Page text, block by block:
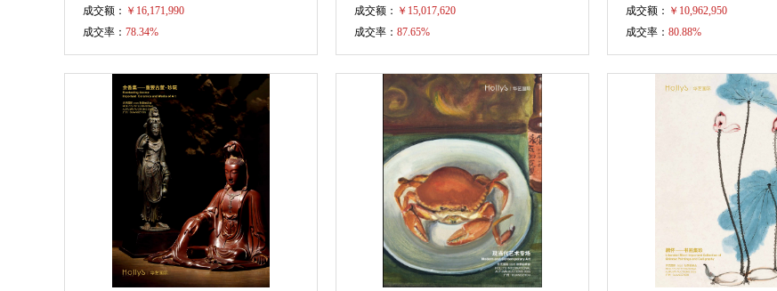
成交额： ￥ 16,171,990
成交率： 78.34%
成交额： ￥ 15,017,620
成交率： 87.65%
成交额： ￥ 10,962,950
成交率： 80.88%